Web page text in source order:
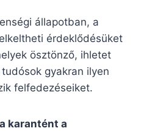
állapotban, a
érdeklődésüket
ösztönző, ihletet
gyakran ilyen
felfedezéseiket.
karantént a